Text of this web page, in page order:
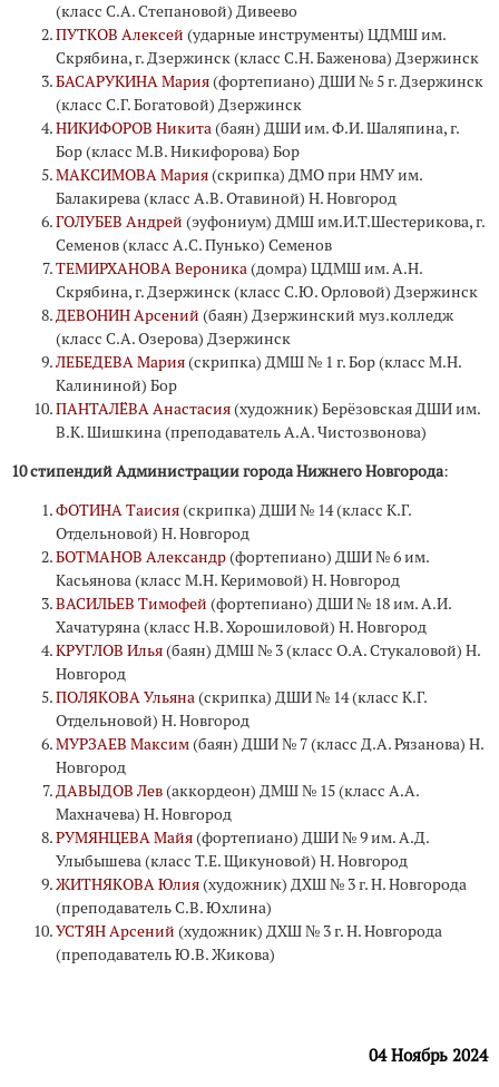
(класс С.А. Степановой) Дивеево
ПУТКОВ Алексей (ударные инструменты) ЦДМШ им.
Скрябина, г. Дзержинск (класс С.Н. Баженова) Дзержинск
БАСАРУКИНА Мария(фортепиано) ДШИ № 5 г. Дзержинск
(класс С.Г. Богатовой) Дзержинск
НИКИФОРОВ Никита(баян) ДШИ им. Ф.И. Шаляпина, г.
Бор (класс М.В. Никифорова) Бор
МАКСИМОВА Мария(скрипка) ДМО при НМУ им.
Балакирева (класс А.В. Отавиной) Н. Новгород
ГОЛУБЕВ Андрей (эуфониум) ДМШ им.И.Т.Шестерикова, г.
Семенов (класс А.С. Пунько) Семенов
ТЕМИРХАНОВА Вероника(домра) ЦДМШ им. А.Н.
Скрябина, г. Дзержинск (класс С.Ю. Орловой) Дзержинск
ДЕВОНИН Арсений (баян) Дзержинский муз.колледж
(класс С.А. Озерова) Дзержинск
ЛЕБЕДЕВА Мария(скрипка) ДМШ № 1 г. Бор (класс М.Н.
Калининой) Бор
ПАНТАЛЁВА Анастасия(художник) Берёзовская ДШИ им.
В.К. Шишкина (преподаватель А.А. Чистозвонова)
10 стипендий Администрации города Нижнего Новгорода:
ФОТИНА Таисия(скрипка) ДШИ № 14 (класс К.Г.
Отдельновой) Н. Новгород
БОТМАНОВ Александр(фортепиано) ДШИ № 6 им.
Касьянова (класс М.Н. Керимовой) Н. Новгород
ВАСИЛЬЕВ Тимофей (фортепиано) ДШИ № 18 им. А.И.
Хачатуряна (класс Н.В. Хорошиловой) Н. Новгород
КРУГЛОВ Илья(баян) ДМШ № 3 (класс О.А. Стукаловой) Н.
Новгород
ПОЛЯКОВА Ульяна(скрипка) ДШИ № 14 (класс К.Г.
Отдельновой) Н. Новгород
МУРЗАЕВ Максим(баян) ДШИ № 7 (класс Д.А. Рязанова) Н.
Новгород
ДАВЫДОВ Лев(аккордеон) ДМШ № 15 (класс А.А.
Махначева) Н. Новгород
РУМЯНЦЕВА Майя(фортепиано) ДШИ № 9 им. А.Д.
Улыбышева (класс Т.Е. Щикуновой) Н. Новгород
ЖИТНЯКОВА Юлия(художник) ДХШ № 3 г. Н. Новгорода
(преподаватель С.В. Юхлина)
УСТЯН Арсений (художник) ДХШ № 3 г. Н. Новгорода
(преподаватель Ю.В. Жикова)
04 Ноябрь 2024